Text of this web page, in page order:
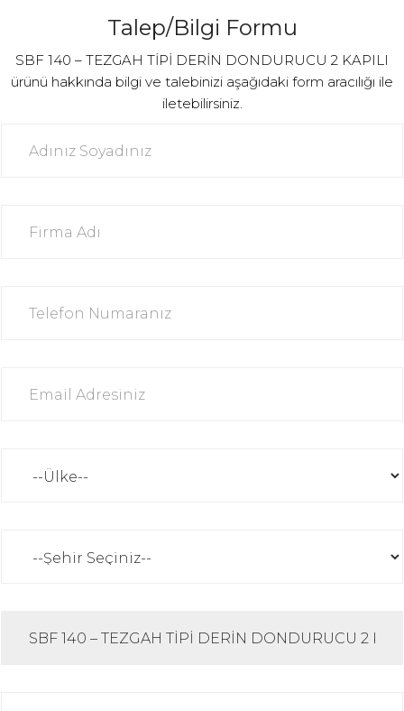
Talep/Bilgi Formu
SBF 140 – TEZGAH TİPİ DERİN DONDURUCU 2 KAPILI
ürünü hakkında bilgi ve talebinizi aşağıdaki form aracılığı ile
iletebilirsiniz.